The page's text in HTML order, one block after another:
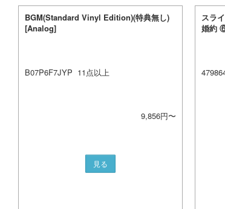
BGM(Standard Vinyl Edition)(特典無し)
[Analog]
B07P6F7JYP 11 点以上
9,856円〜
見る
スラ
婚約